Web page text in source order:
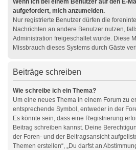
Wenn ich bei einem Benutzer auf den E-
aufgefordert, mich anzumelden.
Nur registrierte Benutzer dürfen die
Nachrichten an andere Benutzer nutzen,
Administration freigeschaltet wurde. Diese
Missbrauch dieses Systems durch Gäste
Beiträge schreiben
Wie schreibe ich ein Thema?
Um eine neues Thema in einem Forum zu
entsprechende Symbol, entweder in der
Es könnte sein, dass eine Registrierung
Beitrag schreiben kannst. Deine
der Foren- und der Beitragsansicht
Themen erstellen“, „Du darfst an